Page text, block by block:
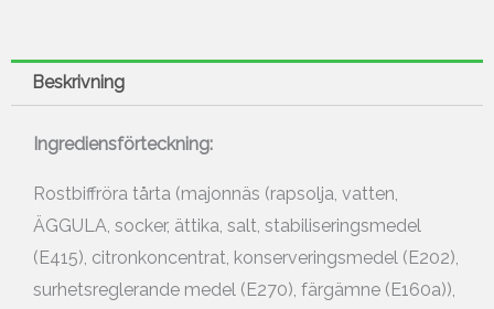
Beskrivning
Ingrediensförteckning:
Rostbiffröra tårta (majonnäs (rapsolja, vatten,
ÄGGULA, socker, ättika, salt, stabiliseringsmedel
(E415), citronkoncentrat, konserveringsmedel (E202),
surhetsreglerande medel (E270), färgämne (E160a)),